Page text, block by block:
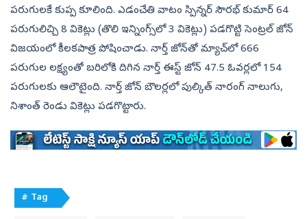
పరుగులకే కుప్ప కూలింది. ఎడంచేతి వాటం స్పిన్నర్‌ సౌరభ్‌ కుమార్‌ 64
పరుగులిచ్చి 8 వికెట్లు (తొలి ఇన్నింగ్స్‌లో 3 వికెట్లు) పడగొట్టి సెంట్రల్‌ జోన్‌
విజయంలో కీలకపాత్ర పోషించాడు. నార్త్‌ జోన్‌తో మ్యాచ్‌లో 666
పరుగుల లక్ష్యంతో బరిలోకి దిగిన నార్త్‌ ఈస్ట్‌ జోన్‌ 47.5 ఓవర్లలో 154
పరుగులకు ఆలౌటైంది. నార్త్‌ జోన్‌ బౌలర్లలో పుల్కిత్‌ నారంగ్‌ నాలుగు,
నిశాంత్‌ రెండు వికెట్లు పడగొట్టారు.
# Tag